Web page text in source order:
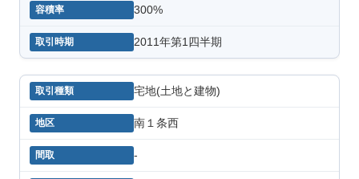
300%
2011年第1四半期
宅地(土地と建物)
南１条西
-